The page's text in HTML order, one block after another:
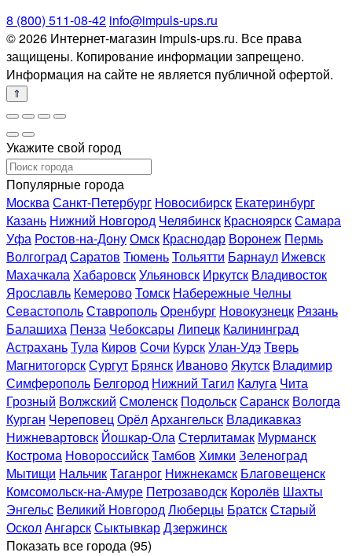
8 (800) 511-08-42 info@impuls-ups.ru
© 2026 Интернет-магазин impuls-ups.ru. Все права
защищены. Копирование информации запрещено.
Информация на сайте не является публичной офертой.
Укажите свой город
Популярные города
МоскваСанкт-Петербург Новосибирск Екатеринбург
Казань Нижний Новгород Челябинск КрасноярскСамара
Уфа Ростов-на-ДонуОмск Краснодар Воронеж Пермь
ВолгоградСаратов ТюменьТольятти Барнаул Ижевск
МахачкалаХабаровскУльяновск Иркутск Владивосток
Ярославль КемеровоТомск Набережные Челны
СевастопольСтавропольОренбург Новокузнецк Рязань
Балашиха Пенза Чебоксары Липецк Калининград
АстраханьТула Киров Сочи КурскУлан-УдэТверь
МагнитогорскСургут Брянск Иваново Якутск Владимир
Симферополь Белгород Нижний Тагил Калуга Чита
Грозный Волжский Смоленск ПодольскСаранск Вологда
Курган ЧереповецОрёлАрхангельск Владикавказ
Нижневартовск Йошкар-ОлаСтерлитамак Мурманск
Кострома НовороссийскТамбов Химки Зеленоград
Мытищи НальчикТаганрог Нижнекамск Благовещенск
Комсомольск-на-Амуре Петрозаводск Королёв Шахты
Энгельс Великий НовгородЛюберцы БратскСтарый
ОсколАнгарскСыктывкарДзержинск
Показать все города (95)